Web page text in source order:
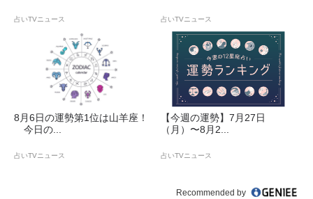
占いTVニュース 占いTVニュース
8月6日の運勢第1位は山羊座！
今日の...
占いTVニュース
【今週の運勢】7月27日
（月）〜8月2...
占いTVニュース
Recommended by